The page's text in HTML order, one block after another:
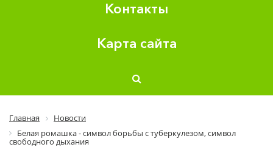
Контакты
Карта сайта
Главная
Новости
Белая ромашка - символ борьбы с туберкулезом, символ
свободного дыхания